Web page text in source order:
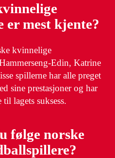
er mest kjente?
kvinnelige
Edin, Katrine
spillerne har alle preget
sine prestasjoner og har
lagets suksess.
følge norske